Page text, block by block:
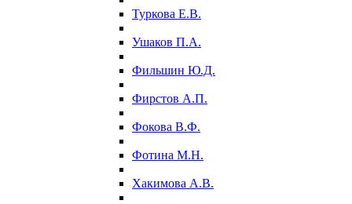
Туркова Е.В.
Ушаков П.А.
Фильшин Ю.Д.
Фирстов А.П.
Фокова В.Ф.
Фотина М.Н.
Хакимова А.В.